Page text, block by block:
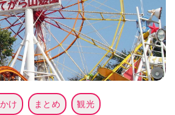
け まとめ 観光